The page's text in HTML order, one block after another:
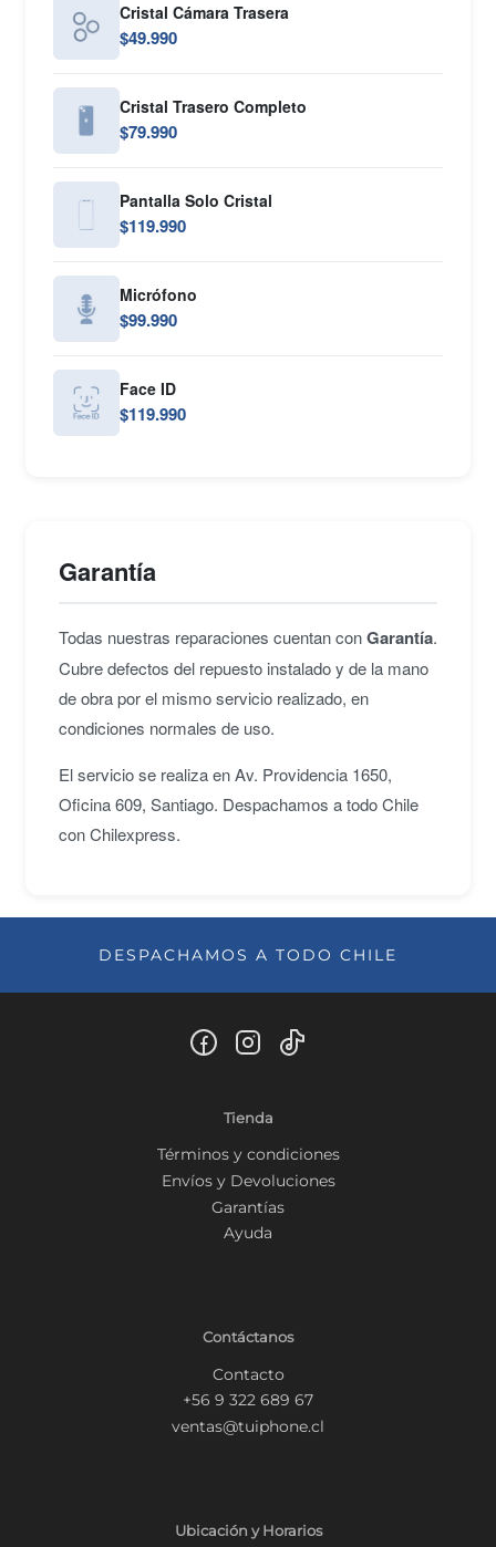
Cristal Cámara Trasera
$49.990
Cristal Trasero Completo
$79.990
Pantalla Solo Cristal
$119.990
Micrófono
$99.990
Face ID
$119.990
Garantía
Todas nuestras reparaciones cuentan conGarantía.
Cubre defectos del repuesto instalado y de la mano
de obra por el mismo servicio realizado, en
condiciones normales de uso.
El servicio se realiza en Av. Providencia 1650,
Oficina 609, Santiago. Despachamos a todo Chile
con Chilexpress.
DESPACHAMOS A TODO CHILE
Tienda
Términos y condiciones
Envíos y Devoluciones
Garantías
Ayuda
Contáctanos
Contacto
+56 9 322 689 67
ventas@tuiphone.cl
Ubicación y Horarios